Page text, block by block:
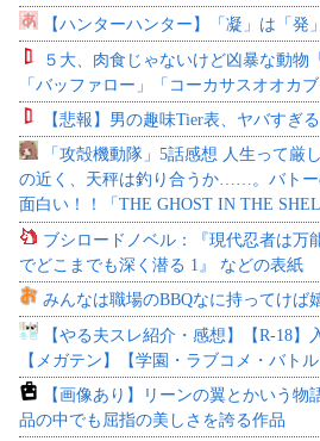
【ハンターハンター】「凝」は「発
５大、肉食じゃないけど凶暴な動物
「バッファロー」「コーカサスオオカブ
【悲報】男の趣味Tier表、ヤバすぎ
「攻殻機動隊」5話感想 人生って厳
の近く、天秤は釣り合うか……。バトー
面白い！！「THE GHOST IN THE
ブシロードノベル：『現代忍者は万
でどこまでも深く潜る 1』 などの表紙
みんなは職場のBBQなに持ってけば
【やる夫スレ紹介・感想】【R-18
【メガテン】【学園・ラブコメ・バトル
【画像あり】リーンの翼とかいう物
品の中でも屈指の美しさを誇る作品